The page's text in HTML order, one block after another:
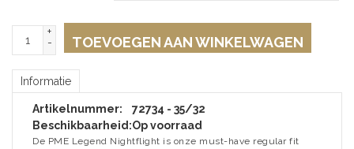
+
-
TOEVOEGEN AAN WINKELWAGEN
Informatie
Artikelnummer:
72734 - 35/32
Beschikbaarheid:Op voorraad
De PME Legend Nightflight is onze must-have regular fit